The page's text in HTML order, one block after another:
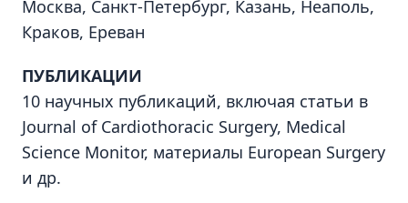
Москва, Санкт-Петербург, Казань, Неаполь,
Краков, Ереван
ПУБЛИКАЦИИ
10 научных публикаций, включая статьи в
Journal of Cardiothoracic Surgery, Medical
Science Monitor, материалы European Surgery
и др.